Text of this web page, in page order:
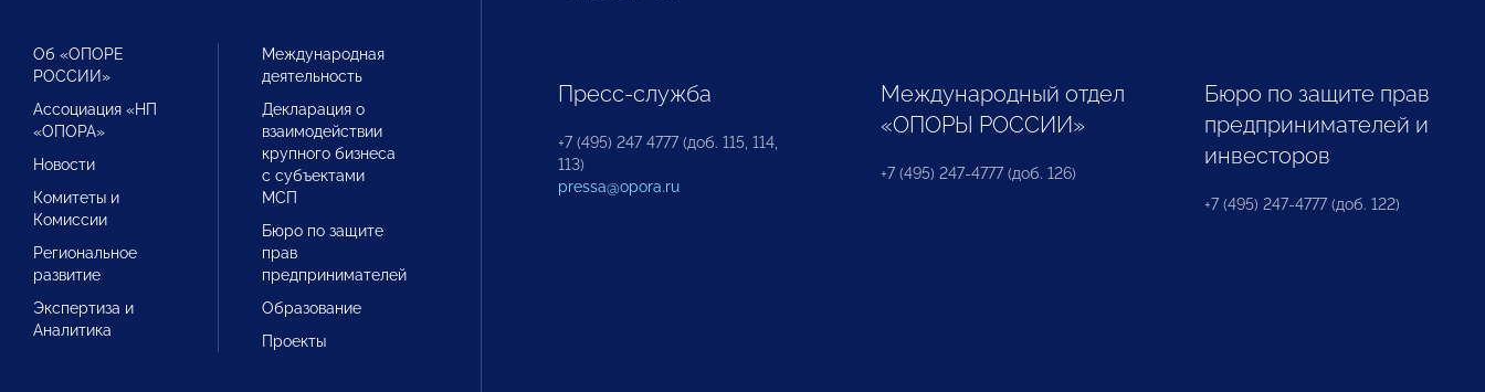
Об «ОПОРЕ
РОССИИ»
Ассоциация «НП
«ОПОРА»
Новости
Комитеты и
Комиссии
Региональное
развитие
Экспертиза и
Аналитика
Международная
деятельность
Декларация о
взаимодействии
крупного бизнеса
с субъектами
МСП
Бюро по защите
прав
предпринимателей
Образование
Проекты
Пресс-служба
+7 (495) 247 4777 (доб. 115, 114,
113)
pressa@opora.ru
Международный отдел
«ОПОРЫ РОССИИ»
+7 (495) 247-4777 (доб. 126)
Бюро по защите прав
предпринимателей и
инвесторов
+7 (495) 247-4777 (доб. 122)